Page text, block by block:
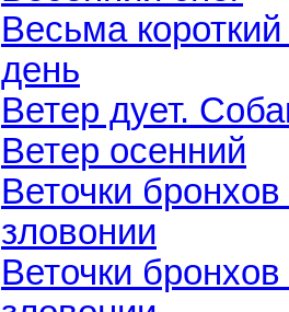
Весьма
день
Ветер дует.
Ветер осенний
Веточки
зловонии
Веточки